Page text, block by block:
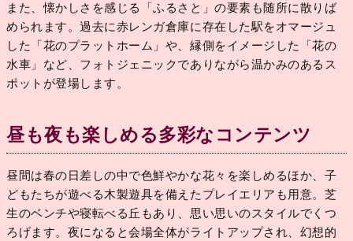
また、懐かしさを感じる「ふるさと」の要素も随所に散りば
められます。過去に赤レンガ倉庫に存在した駅をオマージュ
した「花のプラットホーム」や、縁側をイメージした「花の
水車」など、フォトジェニックでありながら温かみのあるス
ポットが登場します。
昼も夜も楽しめる多彩なコンテンツ
昼間は春の日差しの中で色鮮やかな花々を楽しめるほか、子
どもたちが遊べる木製遊具を備えたプレイエリアも用意。芝
生のベンチや寝転べる丘もあり、思い思いのスタイルでくつ
ろげます。夜になると会場全体がライトアップされ、幻想的